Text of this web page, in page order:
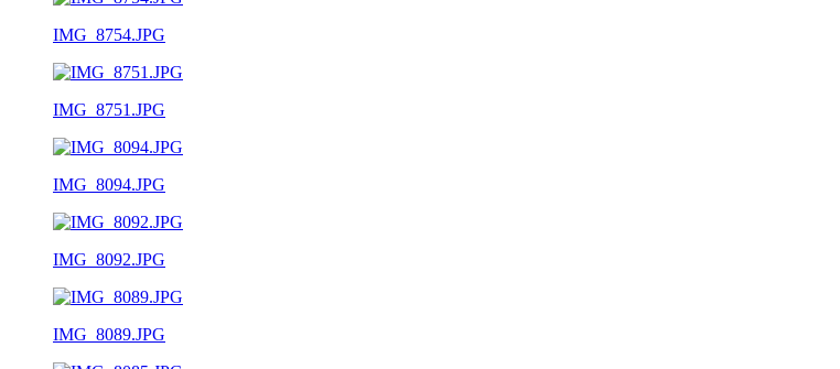
IMG_8754.JPG
IMG_8751.JPG
IMG_8094.JPG
IMG_8092.JPG
IMG_8089.JPG